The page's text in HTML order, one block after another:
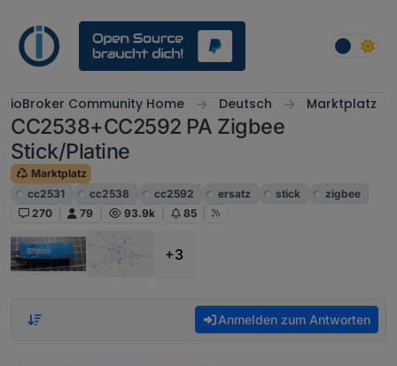
ioBroker Community Home Deutsch Marktplatz
CC2538+CC2592 PA Zigbee
Stick/Platine
Marktplatz
cc2531
cc2538 cc2592 ersatz stick
zigbee
270
79 93.9k 85
+3
Anmelden zum Antworten